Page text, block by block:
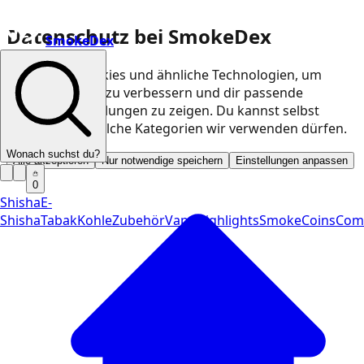
Datenschutz bei SmokeDex
Wir nutzen Cookies und ähnliche Technologien, um
unsere Website zu verbessern und dir passende
Produktempfehlungen zu zeigen. Du kannst selbst
entscheiden, welche Kategorien wir verwenden dürfen.
Alle akzeptieren Nur notwendige speichern Einstellungen anpassen
SmokeDex
Wonach suchst du?
0
ShishaE-
ShishaTabakKohleZubehörVapeHighlightsSmokeCoins